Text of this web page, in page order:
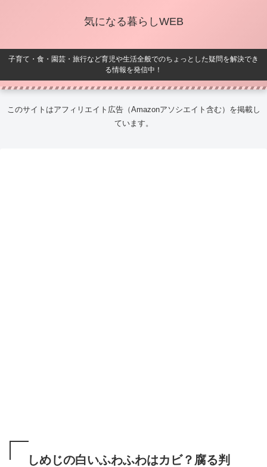
気になる暮らしWEB
子育て・食・園芸・旅行など育児や生活全般でのちょっとした疑問を解決でき
る情報を発信中！
このサイトはアフィリエイト広告（Amazonアソシエイト含む）を掲載し
ています。
しめじの白いふわふわはカビ？腐る判